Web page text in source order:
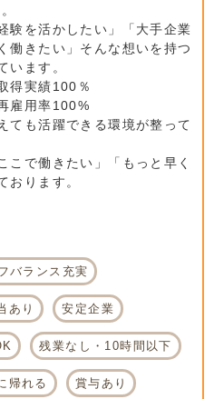
験を活かしたい」「大手企業
働きたい」そんな想いを持つ
います。
得実績100％
雇用率100%
ても活躍できる環境が整って
こで働きたい」「もっと早く
おります。
バランス充実
あり 安定企業
残業なし・10時間以下
帰れる 賞与あり